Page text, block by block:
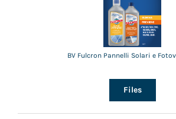
BV Fulcron Pannelli Solari e
Files